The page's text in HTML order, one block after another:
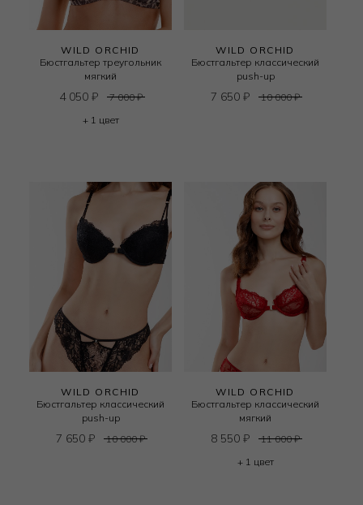
WILD ORCHID
Бюстгальтер треугольник
мягкий
4 050 ₽ 7 000₽
+ 1 цвет
WILD ORCHID
Бюстгальтер классический
push-up
7 650 ₽ 10 000₽
WILD ORCHID
Бюстгальтер классический
push-up
7 650 ₽ 10 000₽
WILD ORCHID
Бюстгальтер классический
мягкий
8 550 ₽ 11 000₽
+ 1 цвет